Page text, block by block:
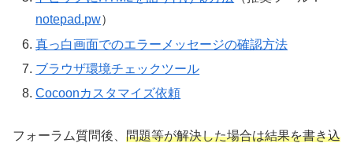
notepad.pw）
真っ白画面でのエラーメッセージの確認方法
ブラウザ環境チェックツール
Cocoonカスタマイズ依頼
フォーラム質問後、 問題等が解決した場合は結果を書き込